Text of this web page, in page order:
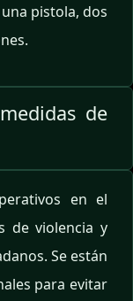
pistola, dos
de
en el
de violencia y
Se están
para evitar